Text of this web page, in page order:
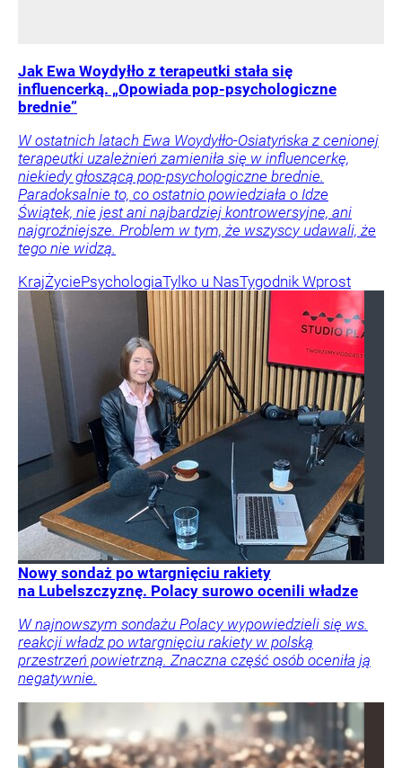
Jak Ewa Woydyłło z terapeutki stała się
influencerką. „Opowiada pop-psychologiczne
brednie”
W ostatnich latach Ewa Woydyłło-Osiatyńska z cenionej
terapeutki uzależnień zamieniła się w influencerkę,
niekiedy głoszącą pop-psychologiczne brednie.
Paradoksalnie to, co ostatnio powiedziała o Idze
Świątek, nie jest ani najbardziej kontrowersyjne, ani
najgroźniejsze. Problem w tym, że wszyscy udawali, że
tego nie widzą.
KrajŻyciePsychologiaTylko u NasTygodnik Wprost
Nowy sondaż po wtargnięciu rakiety
na Lubelszczyznę. Polacy surowo ocenili władze
W najnowszym sondażu Polacy wypowiedzieli się ws.
reakcji władz po wtargnięciu rakiety w polską
przestrzeń powietrzną. Znaczna część osób oceniła ją
negatywnie.